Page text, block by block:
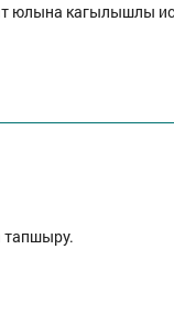
юлына кагылышлы
тапшыру.